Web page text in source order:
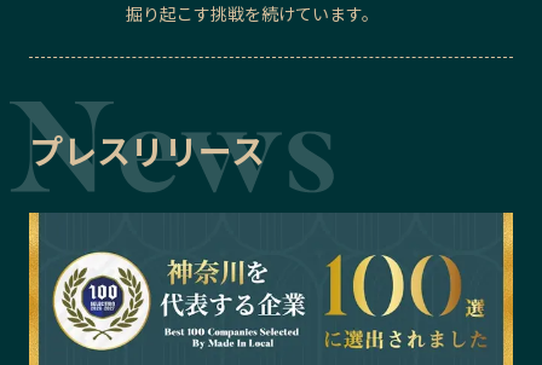
掘り起こす挑戦を続けています。
プレスリリース